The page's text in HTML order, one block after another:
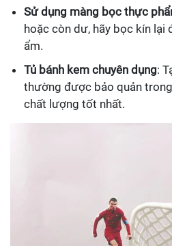
Sử dụng màng bọc thực
hoặc còn dư, hãy bọc kín lại
ẩm.
Tủ bánh kem chuyên dụng:
thường được bảo quản
chất lượng tốt nhất.